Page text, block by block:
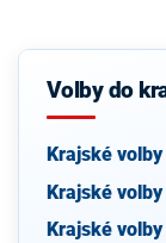
Volby do
Krajské
Krajské volby
Krajské